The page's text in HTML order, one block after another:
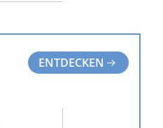
ENTDECKEN